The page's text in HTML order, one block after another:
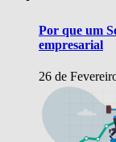
Por que um
empresarial
26 de